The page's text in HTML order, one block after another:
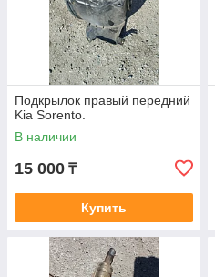
Подкрылок правый передний
Kia Sorento.
В наличии
15 000 ₸
Купить